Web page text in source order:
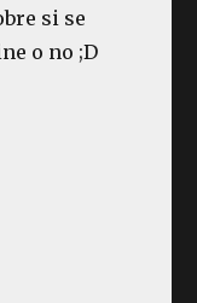
si se
o no ;D